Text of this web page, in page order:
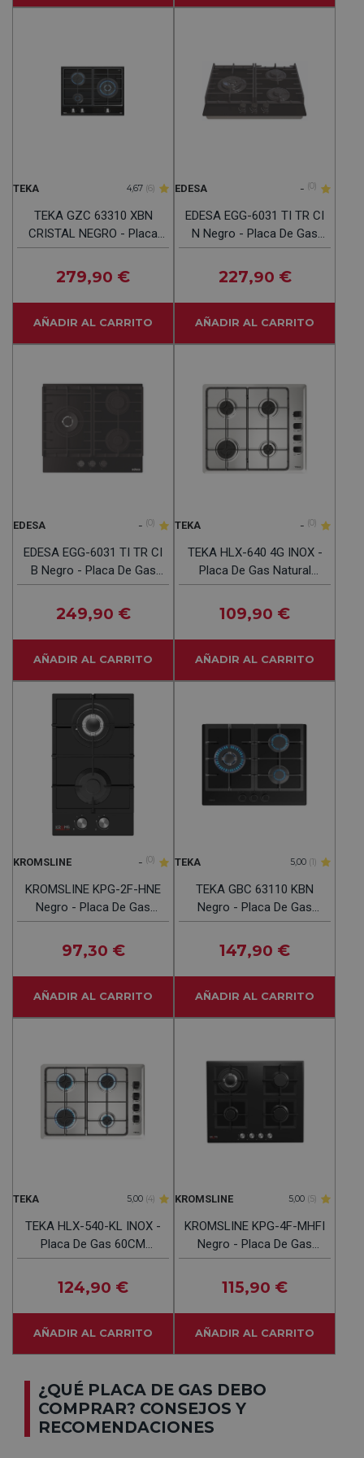
TEKA 4,67 (6)
TEKA GZC 63310 XBN
CRISTAL NEGRO - Placa
De Gas 60CM NATURAL
279,90 €
AÑADIR AL CARRITO
EDESA - (0)
EDESA EGG-6031 TI TR CI
N Negro - Placa De Gas
60CM Gas Natural
227,90 €
AÑADIR AL CARRITO
EDESA - (0)
EDESA EGG-6031 TI TR CI
B Negro - Placa De Gas
60CM Gas Butano
249,90 €
AÑADIR AL CARRITO
TEKA - (0)
TEKA HLX-640 4G INOX -
Placa De Gas Natural
60CM
109,90 €
AÑADIR AL CARRITO
KROMSLINE - (0)
KROMSLINE KPG-2F-HNE
Negro - Placa De Gas
Modular 30CM
97,30 €
AÑADIR AL CARRITO
TEKA 5,00 (1)
TEKA GBC 63110 KBN
Negro - Placa De Gas
60CM Gas Natural
147,90 €
AÑADIR AL CARRITO
TEKA 5,00 (4)
TEKA HLX-540-KL INOX -
Placa De Gas 60CM
Butano
124,90 €
AÑADIR AL CARRITO
KROMSLINE 5,00 (5)
KROMSLINE KPG-4F-MHFI
Negro - Placa De Gas
60CM
115,90 €
AÑADIR AL CARRITO
¿QUÉ PLACA DE GAS DEBO
COMPRAR? CONSEJOS Y
RECOMENDACIONES